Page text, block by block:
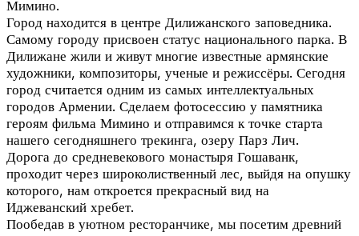
Мимино.
Город находится в центре Дилижанского заповедника.
Самому городу присвоен статус национального парка. В
Дилижане жили и живут многие известные армянские
художники, композиторы, ученые и режиссёры. Сегодня
город считается одним из самых интеллектуальных
городов Армении. Сделаем фотосессию у памятника
героям фильма Мимино и отправимся к точке старта
нашего сегодняшнего трекинга, озеру Парз Лич.
Дорога до средневекового монастыря Гошаванк,
проходит через широколиственный лес, выйдя на опушку
которого, нам откроется прекрасный вид на
Иджеванский хребет.
Пообедав в уютном ресторанчике, мы посетим древний